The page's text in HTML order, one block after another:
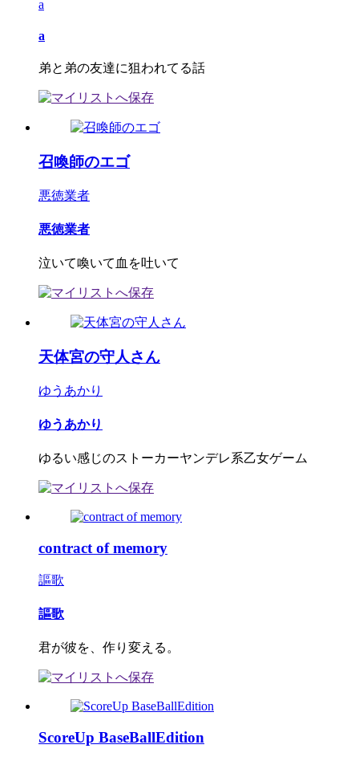
a
a
弟と弟の友達に狙われてる話
召喚師のエゴ
悪徳業者
悪徳業者
泣いて喚いて血を吐いて
天体宮の守人さん
ゆうあかり
ゆうあかり
ゆるい感じのストーカーヤンデレ系乙女ゲーム
contract of memory
謳歌
謳歌
君が彼を、作り変える。
ScoreUp BaseBallEdition